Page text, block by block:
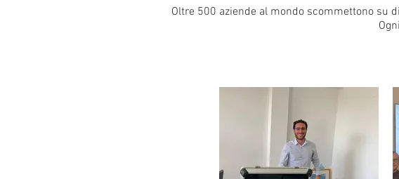
Oltre 500 aziende al mondo scommettono su